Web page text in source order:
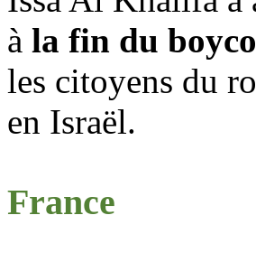
à la fin du
les citoyens du
en Israël.
France